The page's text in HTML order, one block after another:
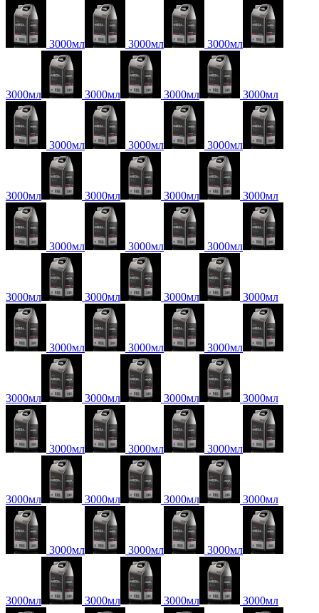
3000мл 3000мл 3000мл
3000мл 3000мл 3000мл 3000мл
3000мл 3000мл 3000мл
3000мл 3000мл 3000мл 3000мл
3000мл 3000мл 3000мл
3000мл 3000мл 3000мл 3000мл
3000мл 3000мл 3000мл
3000мл 3000мл 3000мл 3000мл
3000мл 3000мл 3000мл
3000мл 3000мл 3000мл 3000мл
3000мл 3000мл 3000мл
3000мл 3000мл 3000мл 3000мл